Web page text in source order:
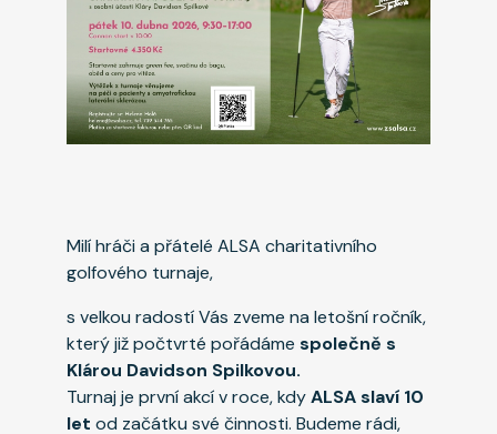
Milí hráči a přátelé ALSA charitativního
golfového turnaje,
s velkou radostí Vás zveme na letošní ročník,
který již počtvrté pořádáme společně s
Klárou Davidson Spilkovou.
Turnaj je první akcí v roce, kdyALSA slaví 10
let od začátku své činnosti. Budeme rádi,